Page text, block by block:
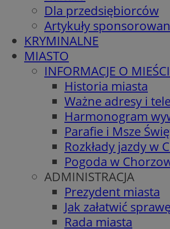
Dla przedsiębiorców
Artykuły
KRYMINALNE
MIASTO
INFORMACJE O
Historia miasta
Ważne adresy i
Harmonogram
Parafie i Msze
Rozkłady jazdy w
Pogoda w
ADMINISTRACJA
Prezydent miasta
Jak załatwić
Rada miasta